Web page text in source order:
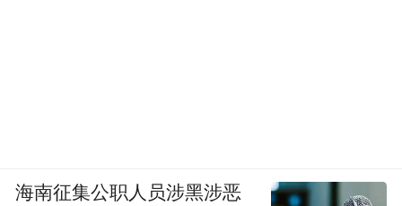
海南征集公职人员涉黑涉恶